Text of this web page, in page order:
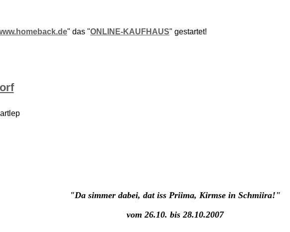
" das "ONLINE-KAUFHAUS" gestartet!
"Da simmer dabei, dat iss Priima, Kirmse in Schmiira!"
vom 26.10. bis 28.10.2007